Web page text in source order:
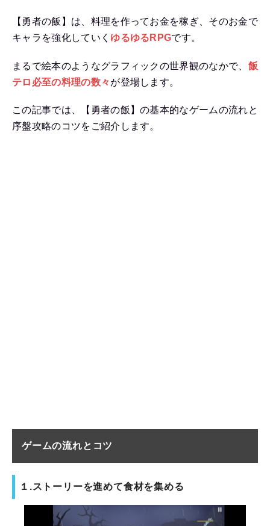
【勇者の飯】は、料理を作ってお金を稼ぎ、そのお金で
キャラを強化していく ゆるゆるRPGです。
まるで絵本のようなグラフィックの世界観のなかで、 飯
テロ必至の料理の数々が登場します。
この記事では、【勇者の飯】の基本的なゲームの流れと
序盤攻略のコツをご紹介します。
ゲームの流れとコツ
１.ストーリーを進めて食材を集める